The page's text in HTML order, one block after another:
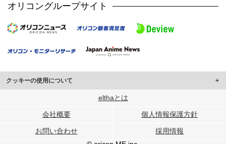
オリコングループサイト
クッキーの使用について
このサイトでは Cookie を使用して、ユーザーに合わせたコンテンツや広告の
行っています。
メディアや広告配信、データ解析の各パートナーに提供しています。
elthaとは
会社概要 個人情報保護方針
お問い合わせ
採用情報